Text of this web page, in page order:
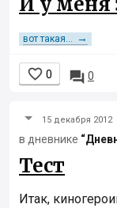
вот такая... →
 0  0
15 декабря 2012
в дневнике
Тест
Итак,